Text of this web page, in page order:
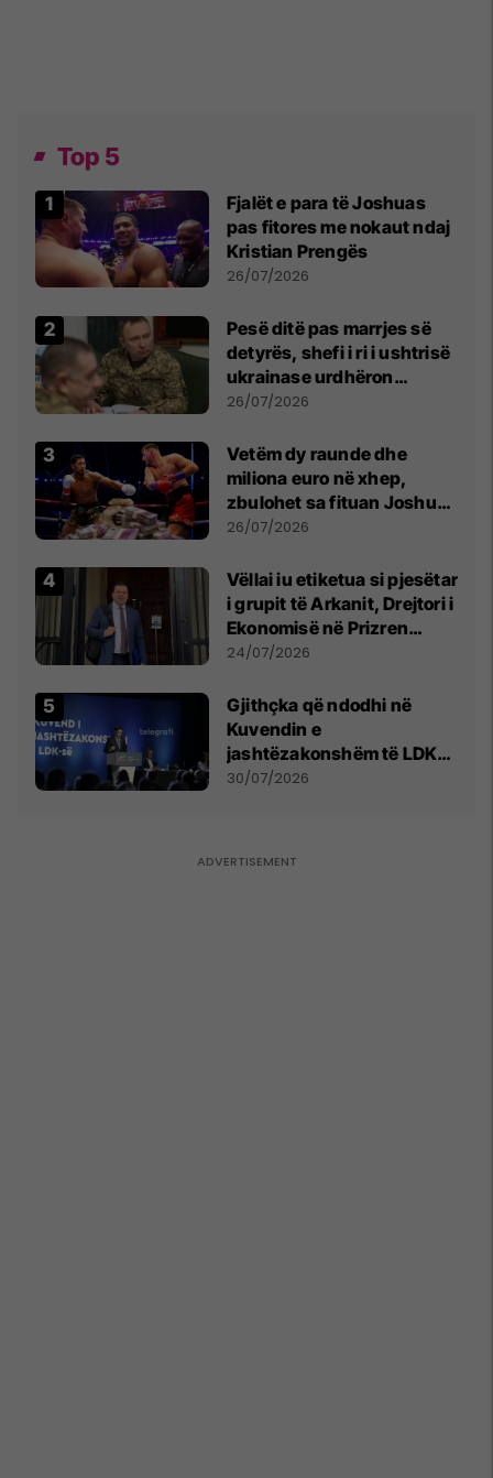
Top 5
Fjalët e para të Joshuas
pas fitores me nokaut ndaj
Kristian Prengës
26/07/2026
Pesë ditë pas marrjes së
detyrës, shefi i ri i ushtrisë
ukrainase urdhëron
kontroll të madh
26/07/2026
Vetëm dy raunde dhe
miliona euro në xhep,
zbulohet sa fituan Joshua
e Prenga
26/07/2026
Vëllai iu etiketua si pjesëtar
i grupit të Arkanit, Drejtori i
Ekonomisë në Prizren
mohon pretendimet
24/07/2026
Gjithçka që ndodhi në
Kuvendin e
jashtëzakonshëm të LDK-
së
30/07/2026